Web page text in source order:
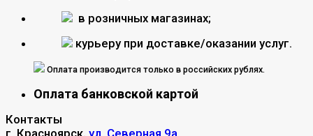
в розничных магазинах;
курьеру при доставке/оказании услуг.
Оплата производится только в российских рублях.
Оплата банковской картой
Контакты
г. Красноярск, ул. Северная 9а